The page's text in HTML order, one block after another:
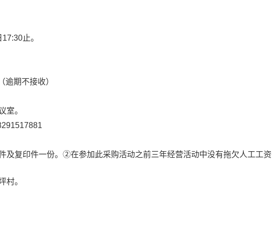
止。
逾期不接收）
室。
及复印件一份。②在参加此采购活动之前三年经营活动中没有拖欠人工工
村。